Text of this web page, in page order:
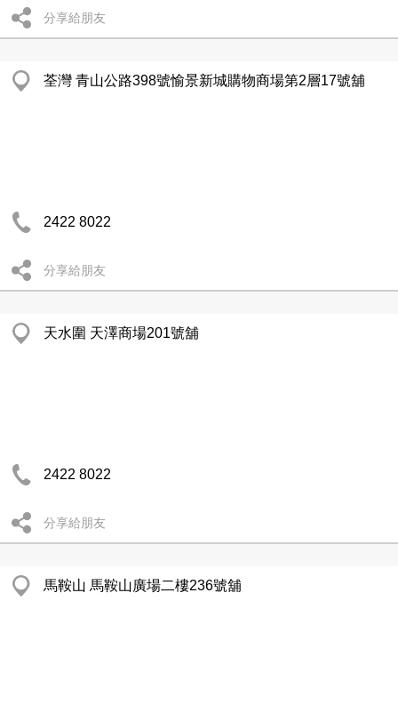
分享給朋友
荃灣 青山公路398號愉景新城購物商場第2層17號舖
2422 8022
分享給朋友
天水圍 天澤商場201號舖
2422 8022
分享給朋友
馬鞍山 馬鞍山廣場二樓236號舖